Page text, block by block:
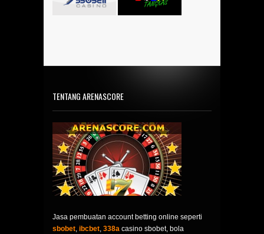
TENTANG ARENASCORE
Jasa pembuatan account betting online seperti
sbobet, ibcbet, 338a casino sbobet, bola